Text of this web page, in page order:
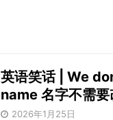
英语笑话 | We
name 名字不需要
2026年1月25日